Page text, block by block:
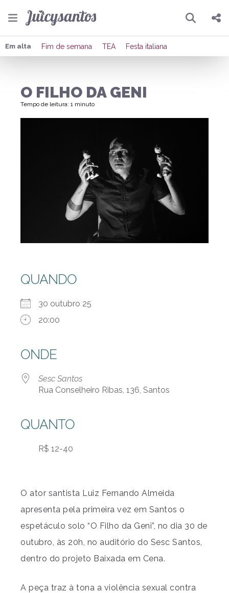
Pesquisar
Compartilhar
Publicar no Facebook
Em alta Fim de semana TEA Festa italiana
O FILHO DA GENI
Tempo de leitura: 1 minuto
QUANDO
30 outubro 25
20:00
ONDE
Sesc Santos
Rua Conselheiro Ribas, 136, Santos
QUANTO
R$ 12-40
O ator santista Luiz Fernando Almeida
apresenta pela primeira vez em Santos o
espetáculo solo “O Filho da Geni”, no dia 30 de
outubro, às 20h, no auditório do Sesc Santos,
dentro do projeto Baixada em Cena.
A peça traz à tona a violência sexual contra